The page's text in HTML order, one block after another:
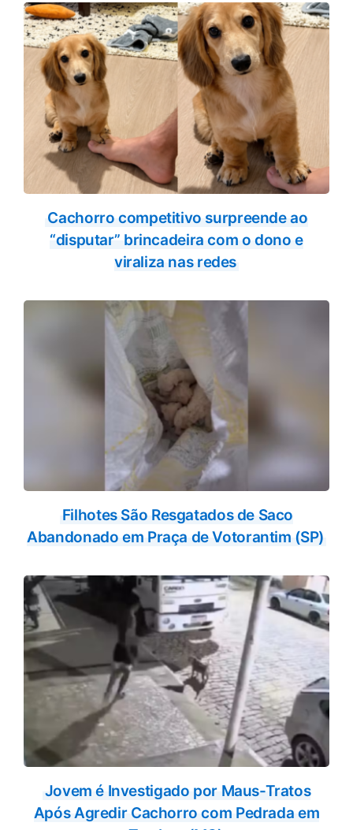
Cachorro competitivo surpreende ao
“disputar” brincadeira com o dono e
viraliza nas redes
Filhotes São Resgatados de Saco
Abandonado em Praça de Votorantim (SP)
Jovem é Investigado por Maus-Tratos
Após Agredir Cachorro com Pedrada em